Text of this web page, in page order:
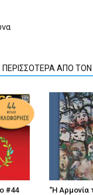
ΠΕΡΙΣΣΟΤΕΡΑ ΑΠΟ
#44 “Η Αρμονία